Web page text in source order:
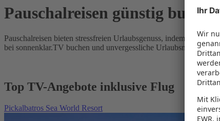
Pauschalreisen günstig buchen
Pauschalreisen bieten stressfreien Urlaubsgenuss, indem Flug
bei sonnenklar.TV buchen und unvergessliche Urlaubsmomente
Top TV-Angebote inklusive Flug
Pickalbatros Sea World Resort